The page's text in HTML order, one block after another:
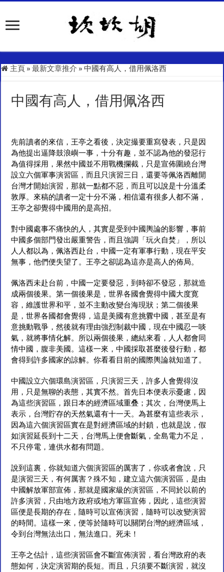
主頁 » 最新文章推介 » 中國有高人，借用佩洛西
中國有高人，借用佩洛西
先前讀者的來信，王亭之看後，決定撮要重寫發表，只是因
為他提出逼降鼓浪嶼一事，十分有趣，並不認為他的發惡行
為值得採用，果然中國並不用戰機攔截，只是宣佈圍繞台灣
設立六個軍事演習區，而且只演習三日，還要等佩洛西離開
台灣才開始演習，那就一點都不惡，而且可以說是十分溫柔
敦厚。來稿的讀者一定十分不滿，相信還有很多人都不滿，
王亭之卻覺得中國用的是高招。
對中國處事不痛快的人，其實是受到中國輿論的影響，事前
中國多個部門發出嚴重警告，而且強調「玩火自焚」，所以
人人都以為，佩洛西赴台，中國一定有軍事行動，現在平安
無事，他們便失望了。王亭之卻認為這亦是高人的佈局。
佩洛西未赴台前，中國一定要發惡，到時卻不發惡，那就造
成兩個後果。第一個後果是，世界各國會覺得中國大度寛
容，維護世界和平，並不主動改變台海現狀；第二個後果
是，世界各國都會覺得，這是美國有意挑釁中國，甚至是有
意挑動戰爭，然後就有理由強烈制裁中國，現在中國忍一啖
氣，就將事情化解。所以兩個後果，總結來看，人人都會同
情中國，腹非美國。這樣一來，中國採取甚麼後發行動，都
會得到許多國家的諒解。你看看目前的國際輿論就知道了。
中國設立六個環島演習區，只演習三天，許多人會覺得沒
用，只是無聊的表態，其實不然。首先日本便表示憂慮，因
為這些演習區，跟日本的經濟區域重叠；其次，台灣便馬上
表示，台灣貯存的天然氣還有十一天。為甚麼有這些表示，
因為這六個演習區實在是對經濟區域的封鎖，也就是說，假
如演習延長到十二天，台灣馬上便會斷氣，全島電力不足，
不只停電，連供水都有問題。
說到這裏，你就知道六個演習區的厲害了，你或者會說，只
是演習三天，有何厲害？殊不知，建立這六個演習區，是由
中國解放軍部宣佈，那就是國家級的演習區，不同於以前的
許多演習，只由地方政府或地方軍區宣佈，因此，這些演習
區便是長期的存在，隨時可以宣佈演習，隨時可以改變演習
的時間。這樣一來，便等於隨時可以關閉台灣的經濟區域，
令到台灣無法出口，無法進口。死未！
王亭之估計，這些演習區會不斷宣佈演習，看台灣政府的表
態如何，決定演習期的長短。而且，只須要不斷演習，就沒